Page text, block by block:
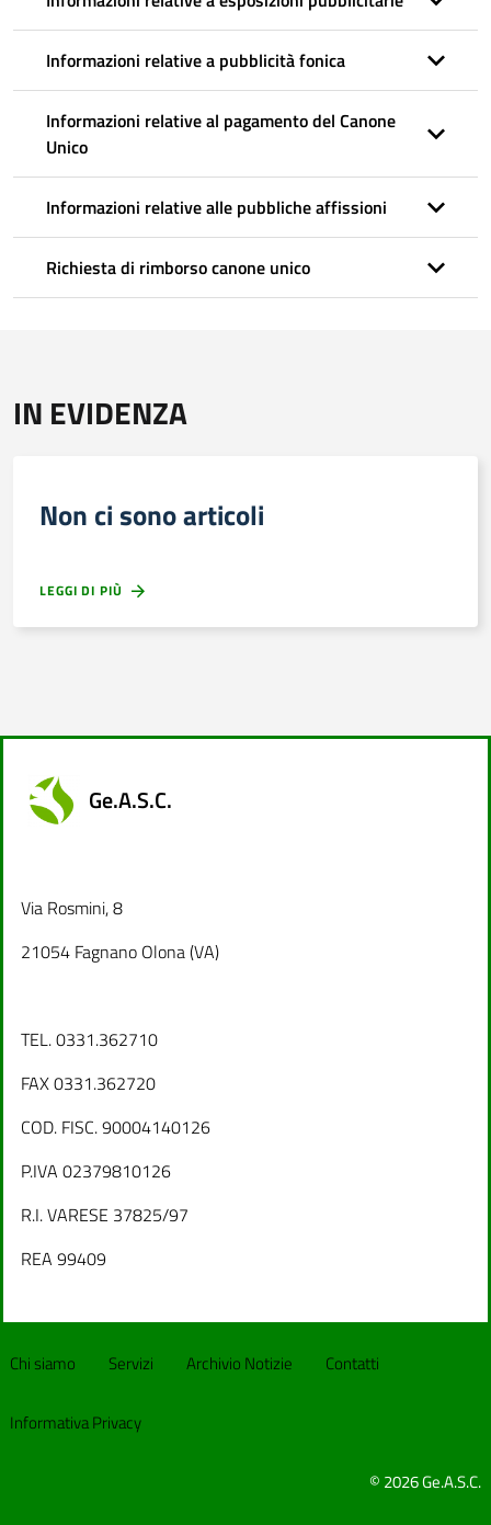
Informazioni relative a pubblicità fonica
Informazioni relative al pagamento del Canone
Unico
Informazioni relative alle pubbliche affissioni
Richiesta di rimborso canone unico
IN EVIDENZA
Non ci sono articoli
LEGGI DI PIÙ
Ge.A.S.C.
Via Rosmini, 8
21054 Fagnano Olona (VA)
TEL. 0331.362710
FAX 0331.362720
COD. FISC. 90004140126
P.IVA 02379810126
R.I. VARESE 37825/97
REA 99409
Chi siamo Servizi Archivio Notizie Contatti
Informativa Privacy
© 2026 Ge.A.S.C.